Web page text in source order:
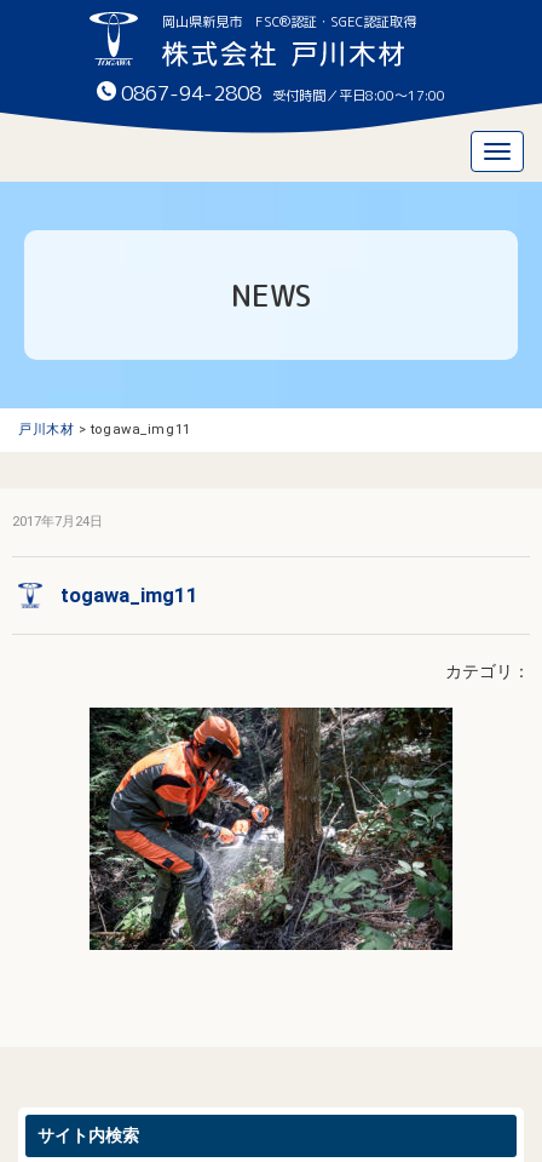
岡山県新見市 FSC®認証・SGEC認証取得
0867-94-2808 受付時間／平日8:00〜17:00
NEWS
戸川木材 >togawa_img11
2017年7月24日
togawa_img11
カテゴリ：
サイト内検索